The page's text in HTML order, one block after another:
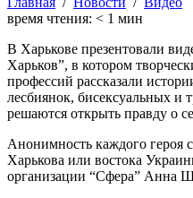
время чтения: < 1 мин
В Харькове презентовали
Харьков”, в котором
профессий рассказали
лесбиянок, бисексуальных и
решаются открыть правду о
Анонимность каждого героя
Харькова или востока
организации “Сфера” Анна